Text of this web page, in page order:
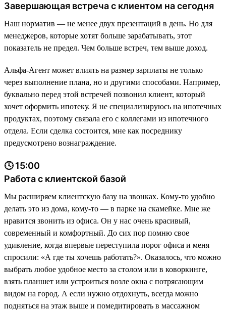
Завершающая встреча с клиентом на сегодня
Наш норматив — не менее двух презентаций в день. Но для
менеджеров, которые хотят больше зарабатывать, этот
показатель не предел. Чем больше встреч, тем выше доход.
Альфа-Агент может влиять на размер зарплаты не только
через выполнение плана, но и другими способами. Например,
буквально перед этой встречей позвонил клиент, который
хочет оформить ипотеку. Я не специализируюсь на ипотечных
продуктах, поэтому связала его с коллегами из ипотечного
отдела. Если сделка состоится, мне как посреднику
предусмотрено вознаграждение.
🕓 15:00
Работа с клиентской базой
Мы расширяем клиентскую базу на звонках. Кому-то удобно
делать это из дома, кому-то — в парке на скамейке. Мне же
нравится звонить из офиса. Он у нас очень красивый,
современный и комфортный. До сих пор помню свое
удивление, когда впервые переступила порог офиса и меня
спросили: «А где ты хочешь работать?». Оказалось, что можно
выбрать любое удобное место за столом или в коворкинге,
взять планшет или устроиться возле окна с потрясающим
видом на город. А если нужно отдохнуть, всегда можно
подняться на этаж выше и помедитировать в массажном